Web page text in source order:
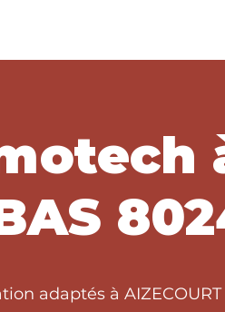
adaptés à AIZECOURT